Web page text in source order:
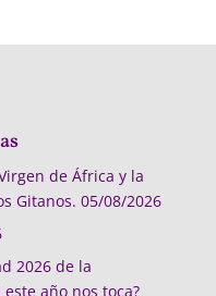
de África y la
Gitanos. 05/08/2026
2026 de la
año nos toca?